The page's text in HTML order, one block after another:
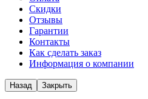
Скидки
Отзывы
Гарантии
Контакты
Как сделать заказ
Информация о компании
Назад Закрыть